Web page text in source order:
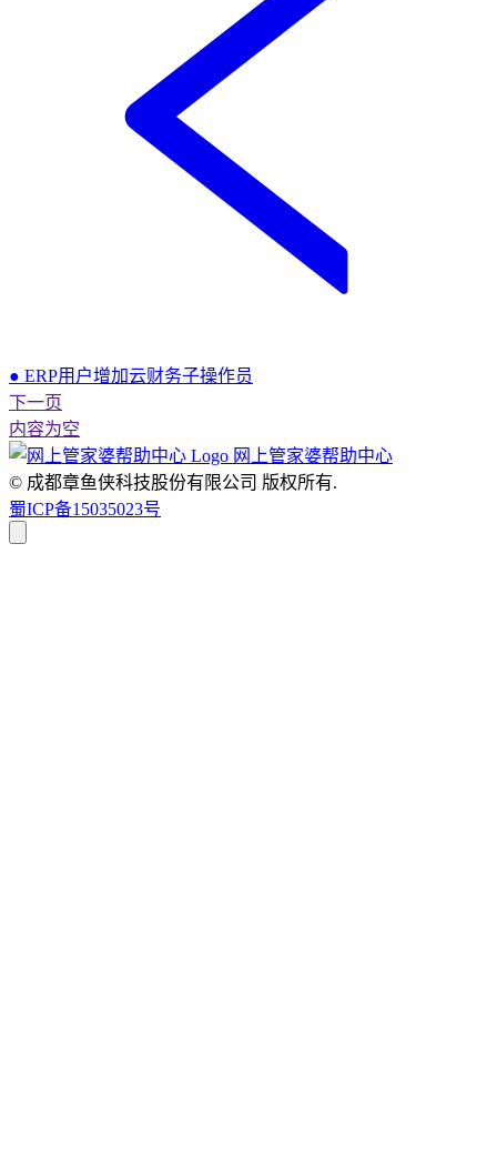
● ERP用户增加云财务子操作员
下一页
内容为空
网上管家婆帮助中心
© 成都章鱼侠科技股份有限公司 版权所有.
蜀ICP备15035023号